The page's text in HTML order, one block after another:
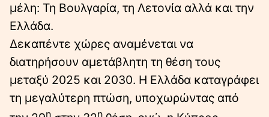
μέλη: Τη Βουλγαρία, τη Λετονία αλλά και την
Ελλάδα.
Δεκαπέντε χώρες αναμένεται να
διατηρήσουν αμετάβλητη τη θέση τους
μεταξύ 2025 και 2030. Η Ελλάδα καταγράφει
τη μεγαλύτερη πτώση, υποχωρώντας από
η η